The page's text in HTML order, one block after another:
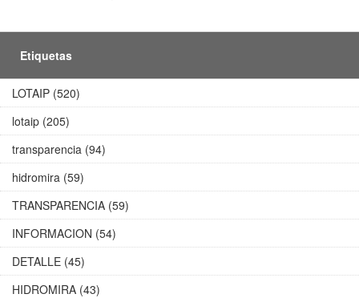
Etiquetas
LOTAIP (520)
lotaip (205)
transparencia (94)
hidromira (59)
TRANSPARENCIA (59)
INFORMACION (54)
DETALLE (45)
HIDROMIRA (43)